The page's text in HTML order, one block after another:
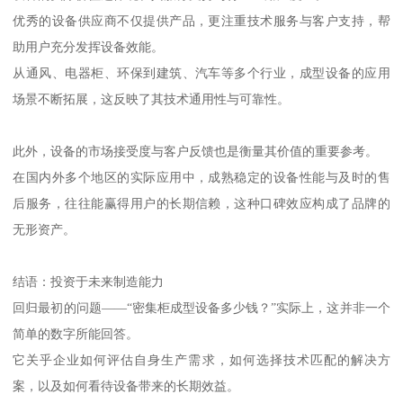
优秀的设备供应商不仅提供产品，更注重技术服务与客户支持，帮
助用户充分发挥设备效能。
从通风、电器柜、环保到建筑、汽车等多个行业，成型设备的应用
场景不断拓展，这反映了其技术通用性与可靠性。
此外，设备的市场接受度与客户反馈也是衡量其价值的重要参考。
在国内外多个地区的实际应用中，成熟稳定的设备性能与及时的售
后服务，往往能赢得用户的长期信赖，这种口碑效应构成了品牌的
无形资产。
结语：投资于未来制造能力
回归最初的问题——“密集柜成型设备多少钱？”实际上，这并非一个
简单的数字所能回答。
它关乎企业如何评估自身生产需求，如何选择技术匹配的解决方
案，以及如何看待设备带来的长期效益。